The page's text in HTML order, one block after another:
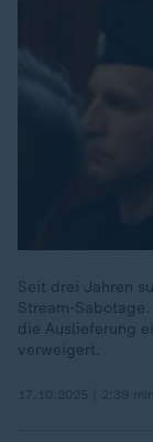
Seit drei Jahren
Stream-
die Auslieferung
verweigert.